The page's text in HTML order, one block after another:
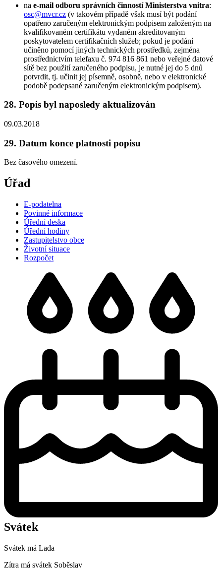
na e-mail odboru správních činností Ministerstva vnitra:
osc@mvcr.cz (v takovém případě však musí být podání
opatřeno zaručeným elektronickým podpisem založeným na
kvalifikovaném certifikátu vydaném akreditovaným
poskytovatelem certifikačních služeb; pokud je podání
učiněno pomocí jiných technických prostředků, zejména
prostřednictvím telefaxu č. 974 816 861 nebo veřejné datové
sítě bez použití zaručeného podpisu, je nutné jej do 5 dnů
potvrdit, tj. učinit jej písemně, osobně, nebo v elektronické
podobě podepsané zaručeným elektronickým podpisem).
28. Popis byl naposledy aktualizován
09.03.2018
29. Datum konce platnosti popisu
Bez časového omezení.
Úřad
E-podatelna
Povinné informace
Úřední deska
Úřední hodiny
Zastupitelstvo obce
Životní situace
Rozpočet
Svátek
Svátek má Lada
Zítra má svátek Soběslav